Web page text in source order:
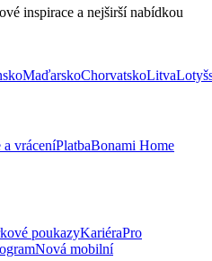
inspirace a nejširší nabídkou
MaďarskoChorvatskoLitva
a vráceníPlatbaBonami Home
poukazyKariéraPro
Nová mobilní